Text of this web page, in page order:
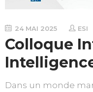
24 MAI 2025 ESI
Colloque
Dans un monde